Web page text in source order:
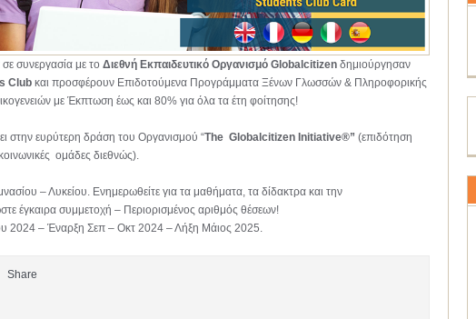
συνεργασία με το Διεθνή Εκπαιδευτικό Οργανισμό Globalcitizen δημιούργησαν
Club και προσφέρουν Επιδοτούμενα Προγράμματα Ξένων Γλωσσών & Πληροφορικής
με Έκπτωση έως και 80% για όλα τα έτη φοίτησης!
στην ευρύτερη δράση του Οργανισμού “The Globalcitizen Initiative®” (επιδότηση
ομάδες διεθνώς).
– Λυκείου. Ενημερωθείτε για τα μαθήματα, τα δίδακτρα και την
έγκαιρα συμμετοχή – Περιορισμένος αριθμός θέσεων!
2024 – Έναρξη Σεπ – Οκτ 2024 – Λήξη Μάιος 2025.
Share